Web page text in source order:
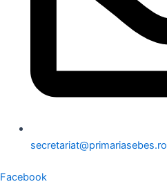
secretariat@primariasebes.ro
Facebook